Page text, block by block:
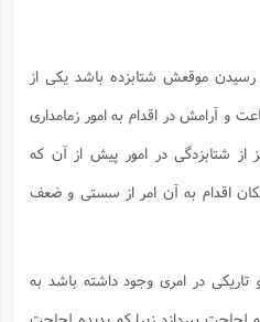
رسیدن موقعش شتابزده باشد یکى از
و آرامش در اقدام به امور زمامدارى
شتابزدگى در امور پیش از آن که
اقدام به آن امر از سستى و ضعف
تاریکى در امرى وجود داشته باشد به